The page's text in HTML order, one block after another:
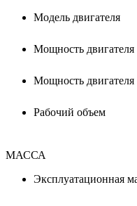
Модель двигателя
Мощность двигателя
Мощность двигателя
Рабочий объем
МАССА
Эксплуатационная